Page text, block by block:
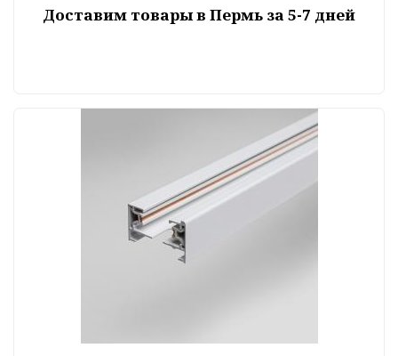
Доставим товары в Пермь за 5-7 дней